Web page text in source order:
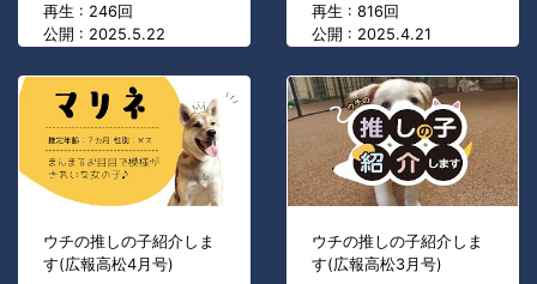
再生 : 246回
公開 : 2025.5.22
再生 : 816回
公開 : 2025.4.21
ウチの推しの子紹介しま
す(広報高松4月号)
ウチの推しの子紹介しま
す(広報高松3月号)